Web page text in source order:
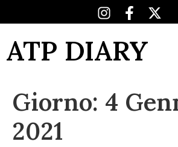
ATP DIARY
Giorno: 4
2021